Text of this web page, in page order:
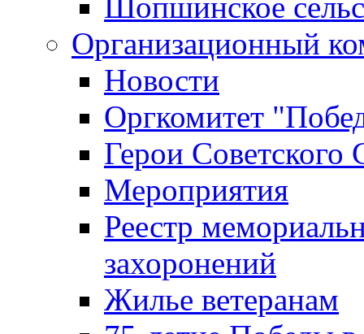
Организационный
Новости
Оргкомитет
Герои Советского
Мероприятия
Реестр
захоронений
Жилье ветеранам